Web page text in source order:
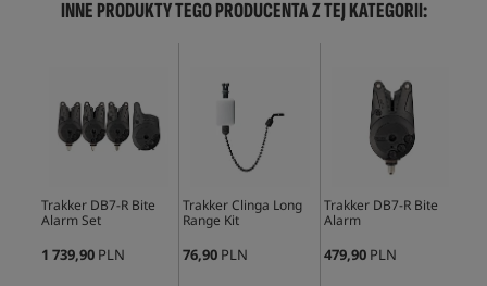
INNE PRODUKTY TEGO PRODUCENTA Z TEJ KATEGORII:
Trakker DB7-R Bite
Alarm Set
1 739,90 PLN
Trakker Clinga Long
Range Kit
76,90 PLN
Trakker DB7-R Bite
Alarm
479,90 PLN